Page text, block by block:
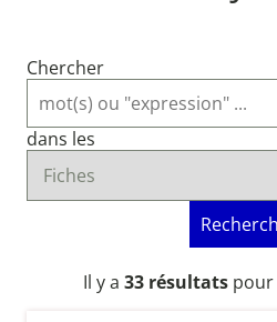
Chercher
dans les
Il y a 33 résultatspour